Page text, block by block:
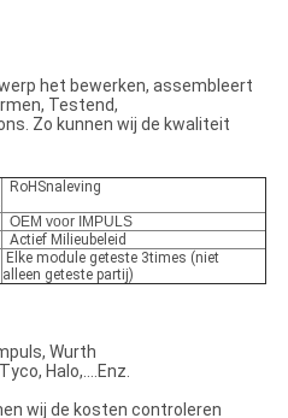
het bewerken, assembleert
Testend,
Zo kunnen wij de kwaliteit
RoHSnaleving
OEM voor IMPULS
Actief Milieubeleid
Elke module geteste 3times (niet
alleen geteste partij)
Wurth
Halo,….Enz.
wij de kosten controleren